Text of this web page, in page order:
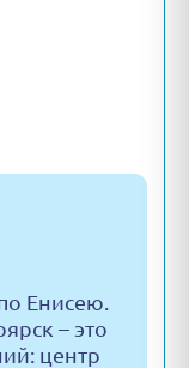
Енисею.
– это
центр